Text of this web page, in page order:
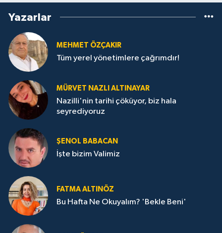
Yazarlar
MEHMET ÖZÇAKIR
Tüm yerel yönetimlere çağrımdır!
MÜRVET NAZLI ALTINAYAR
Nazilli'nin tarihi çöküyor, biz hala
seyrediyoruz
ŞENOL BABACAN
İşte bizim Valimiz
FATMA ALTINÖZ
Bu Hafta Ne Okuyalım? 'Bekle Beni'